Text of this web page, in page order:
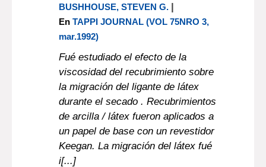
BUSHHOUSE, STEVEN G. |
En TAPPI JOURNAL (VOL 75NRO 3,
mar.1992)
Fué estudiado el efecto de la
viscosidad del recubrimiento sobre
la migración del ligante de látex
durante el secado . Recubrimientos
de arcilla / látex fueron aplicados a
un papel de base con un revestidor
Keegan. La migración del látex fué
i[...]